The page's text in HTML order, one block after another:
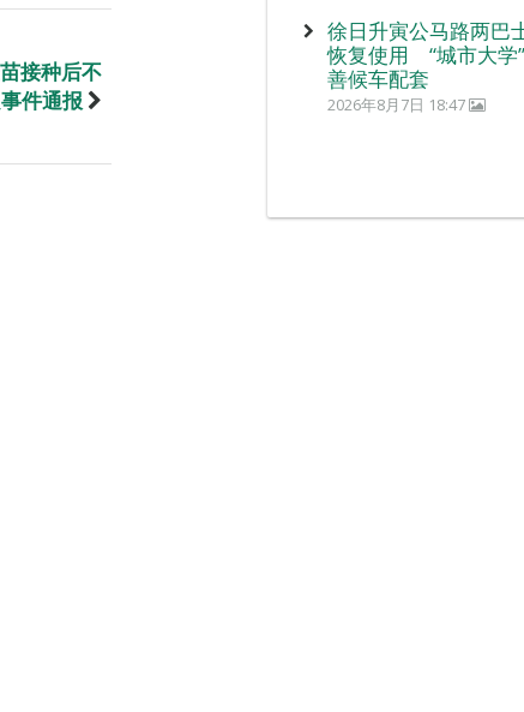
接种后不
件通报
徐日升寅公马路两巴
恢复使用 “城市大
善候车配套
2026年8月7日 18:47